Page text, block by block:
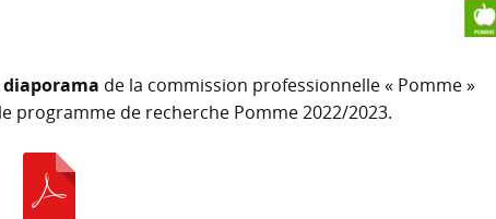
diaporama de la commission professionnelle « Pomme »
programme de recherche Pomme 2022/2023.